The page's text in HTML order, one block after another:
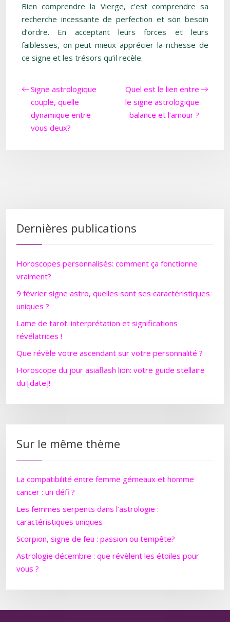
Bien comprendre la Vierge, c’est comprendre sa
recherche incessante de perfection et son besoin
d’ordre. En acceptant leurs forces et leurs
faiblesses, on peut mieux apprécier la richesse de
ce signe et les trésors qu’il recèle.
Signe astrologique
couple, quelle
dynamique entre
vous deux?
Quel est le lien entre
le signe astrologique
balance et l’amour ?
Dernières publications
Horoscopes personnalisés: comment ça fonctionne
vraiment?
9 février signe astro, quelles sont ses caractéristiques
uniques ?
Lame de tarot: interprétation et significations
révélatrices !
Que révèle votre ascendant sur votre personnalité ?
Horoscope du jour asiaflash lion: votre guide stellaire
du [date]!
Sur le même thème
La compatibilité entre femme gémeaux et homme
cancer : un défi ?
Les femmes serpents dans l’astrologie :
caractéristiques uniques
Scorpion, signe de feu : passion ou tempête?
Astrologie décembre : que révèlent les étoiles pour
vous ?